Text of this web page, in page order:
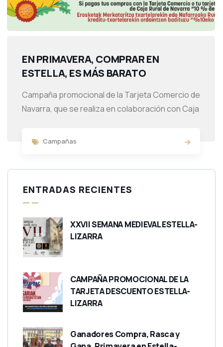
EN PRIMAVERA, COMPRAR EN
ESTELLA, ES MÁS BARATO
Campaña promocional de la Tarjeta Comercio de
Navarra, que se realiza en colaboración con Caja
Campañas
ENTRADAS RECIENTES
XXVII SEMANA MEDIEVAL ESTELLA-
LIZARRA
CAMPAÑA PROMOCIONAL DE LA
TARJETA DESCUENTO ESTELLA-
LIZARRA
Ganadores Compra, Rasca y